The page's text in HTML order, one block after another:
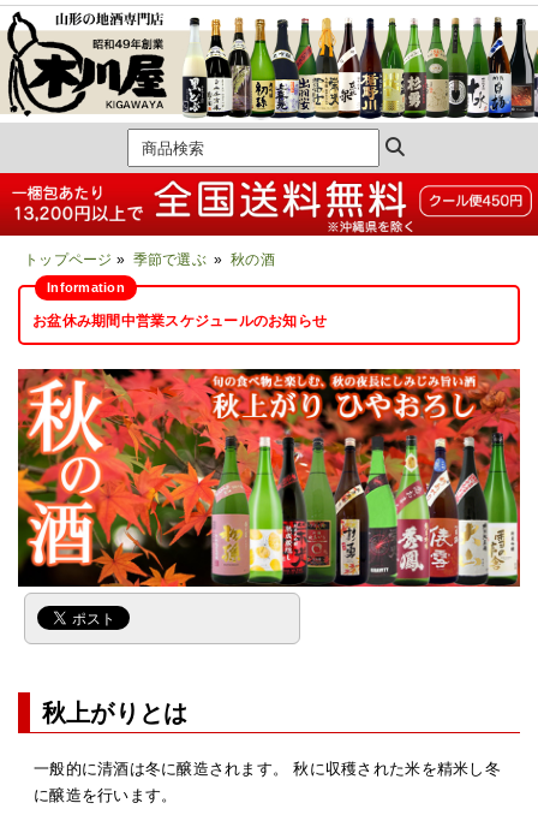
トップページ » 季節で選ぶ»秋の酒
お盆休み期間中営業スケジュールのお知らせ
秋上がりとは
一般的に清酒は冬に醸造されます。 秋に収穫された米を精米し冬
に醸造を行います。